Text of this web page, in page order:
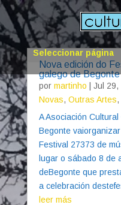
Seleccionar página
Nova edición do
galego de Begonte
por martinho Jul 29,
Novas, Outras Artes,
A Asociación
Begonte
Festival 27373 de
lugar o sábado 8 de
deBegonte que
a celebración
leer más